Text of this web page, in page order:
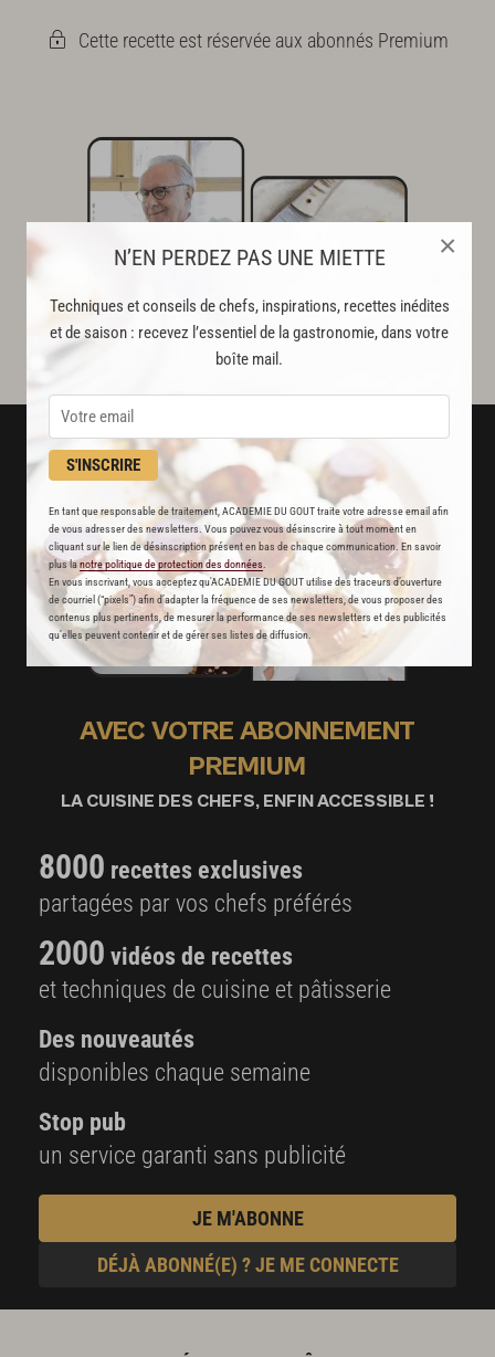
N’EN PERDEZ PAS UNE MIETTE
Techniques et conseils de chefs, inspirations, recettes inédites
et de saison : recevez l’essentiel de la gastronomie, dans votre
boîte mail.
S'INSCRIRE
En tant que responsable de traitement, ACADEMIE DU GOUT traite votre adresse email afin
de vous adresser des newsletters. Vous pouvez vous désinscrire à tout moment en
cliquant sur le lien de désinscription présent en bas de chaque communication. En savoir
plus lanotre politique de protection des données
En vous inscrivant, vous acceptez qu'ACADEMIE DU GOUT utilise des traceurs d’ouverture
de courriel (“pixels”) afin d’adapter la fréquence de ses newsletters, de vous proposer des
contenus plus pertinents, de mesurer la performance de ses newsletters et des publicités
qu’elles peuvent contenir et de gérer ses listes de diffusion.
×
Cette recette est réservée aux abonnés Premium
AVEC VOTRE ABONNEMENT
PREMIUM
LA CUISINE DES CHEFS, ENFIN ACCESSIBLE !
8000 recettes exclusives
partagées par vos chefs préférés
2000 vidéos de recettes
et techniques de cuisine et pâtisserie
Des nouveautés
disponibles chaque semaine
Stop pub
un service garanti sans publicité
JE M'ABONNE
DÉJÀ ABONNÉ(E) ? JE ME CONNECTE